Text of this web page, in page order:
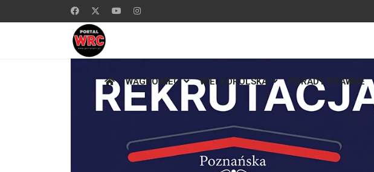
WĄGROWIEC WIELKOPOLSKA PORADY PRAWNE